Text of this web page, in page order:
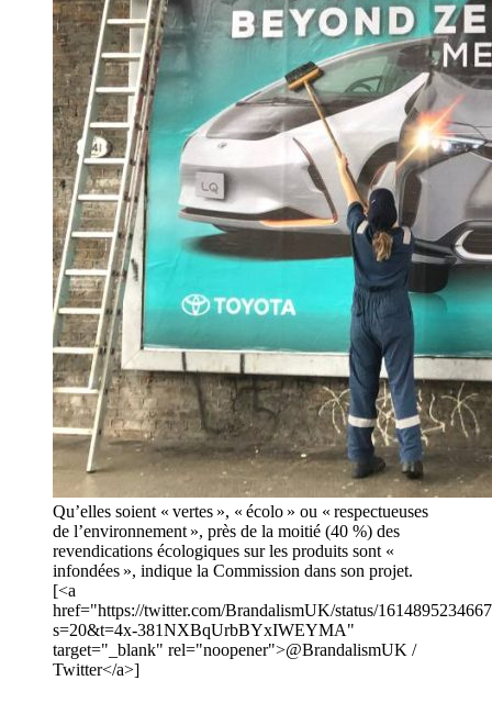
Qu’elles soient « vertes », « écolo » ou « respectueuses
de l’environnement », près de la moitié (40 %) des
revendications écologiques sur les produits sont «
infondées », indique la Commission dans son projet.
[<a
href="https://twitter.com/BrandalismUK/status/
s=20&t=4x-381NXBqUrbBYxIWEYMA"
target="_blank" rel="noopener">@BrandalismUK /
Twitter</a>]